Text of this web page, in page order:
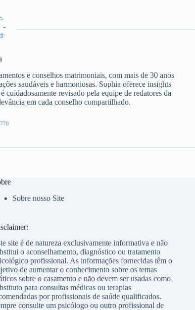
e conselhos matrimoniais, com mais de 30 anos
saudáveis e harmoniosas. Sophia oferece insights
cuidadosamente revisado pela equipe de redatores da
em cada conselho compartilhado.
Sobre nosso Site
site é de natureza exclusivamente informativa e não
o aconselhamento, diagnóstico ou tratamento
profissional. As informações fornecidas têm o
de aumentar o conhecimento sobre os temas
sobre o casamento e não devem ser usadas como
para consultas médicas ou terapias
por profissionais de saúde qualificados.
consulte um psicólogo ou outro profissional de